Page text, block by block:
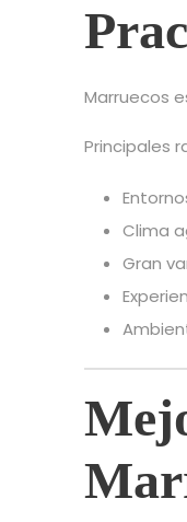
Marruecos
Principales
Clima
Gran